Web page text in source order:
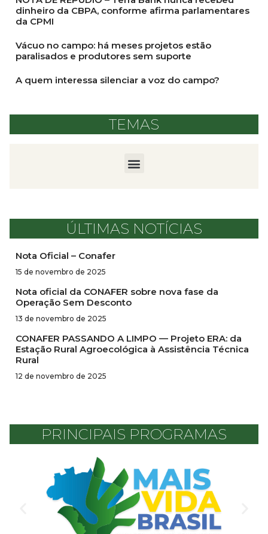
dinheiro da CBPA, conforme afirma parlamentares
da CPMI
Vácuo no campo: há meses projetos estão
paralisados e produtores sem suporte
A quem interessa silenciar a voz do campo?
TEMAS
ÚLTIMAS NOTÍCIAS
Nota Oficial – Conafer
15 de novembro de 2025
Nota oficial da CONAFER sobre nova fase da
Operação Sem Desconto
13 de novembro de 2025
CONAFER PASSANDO A LIMPO — Projeto ERA: da
Estação Rural Agroecológica à Assistência Técnica
Rural
12 de novembro de 2025
PRINCIPAIS PROGRAMAS